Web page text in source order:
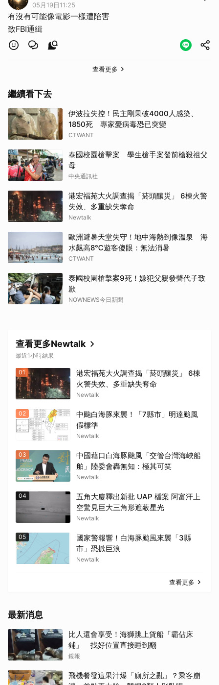
05月19日11:25
有沒有可能像電影一樣遭陷害
致FBI通緝
查看更多
繼續看下去
伊波拉失控！民主剛果破4000人感染、
1850死 專家憂病毒恐已突變
CTWANT
泰國校園槍擊案 學生槍手案發前槍殺祖父
母
中央通訊社
港宏福苑大火調查揭「菸頭釀災」 6棟火警
失效、多重缺失奪命
Newtalk
歐洲避暑天堂失守！地中海熱到像溫泉 海
水飆高8℃遊客傻眼：無法消暑
CTWANT
泰國校園槍擊案9死！嫌犯父親發聲代子致
歉
NOWNEWS今日新聞
查看更多Newtalk
最近1小時結果
01
港宏福苑大火調查揭「菸頭釀災」 6棟
火警失效、多重缺失奪命
Newtalk
02
中颱白海豚來襲！「7縣市」明達颱風
假標準
Newtalk
03
中國藉口白海豚颱風「交管台灣海峽船
舶」陸委會轟無知：極其可笑
Newtalk
04
五角大廈釋出新批 UAP 檔案 阿富汗上
空驚見巨大三角形遮蔽星光
Newtalk
05
國家警報響！白海豚颱風來襲「3縣
市」恐掀巨浪
Newtalk
查看更多
最新消息
比人還會享受！海獅跳上貨船「霸佔床
鋪」 找好位置直接睡到翻
鏡報
飛機餐發這果汁爆「廁所之亂」？乘客崩